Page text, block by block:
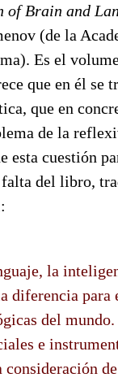
Brain and
(de la
Es el
que en él se
que en
de la
esta cuestión
del libro,
la
diferencia
del
e